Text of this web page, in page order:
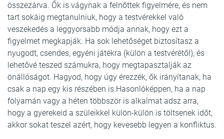
összezárva. Ők is vágynak a felnőttek figyelmére, és nem
tart sokáig megtanulniuk, hogy a testvérekkel való
veszekedés a leggyorsabb módja annak, hogy ezt a
figyelmet megkapják. Ha sok lehetőséget biztosítasz a
nyugodt, csendes, egyéni játékra (külön a testvérétől), és
lehetővé teszed számukra, hogy megtapasztalják az
önállóságot. Hagyod, hogy úgy érezzék, ők irányítanak, ha
csak a nap egy kis részében is.Hasonlóképpen, ha a nap
folyamán vagy a héten többször is alkalmat adsz arra,
hogy a gyerekeid a szüleikkel külön-külön is töltsenek időt,
akkor sokat teszel azért, hogy kevesebb legyen a konfliktus.